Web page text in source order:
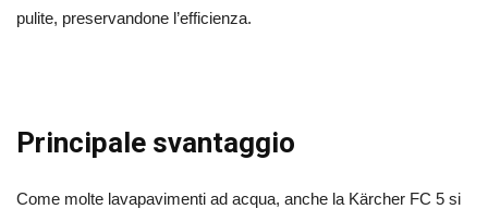
pulite, preservandone l’efficienza.
Principale svantaggio
Come molte lavapavimenti ad acqua, anche la Kärcher FC 5 si